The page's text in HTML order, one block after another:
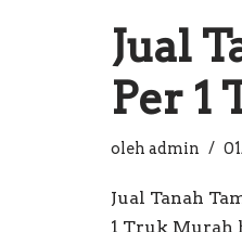
Jual
Per 1
oleh admin
Jual Tanah
1 Truk Murah